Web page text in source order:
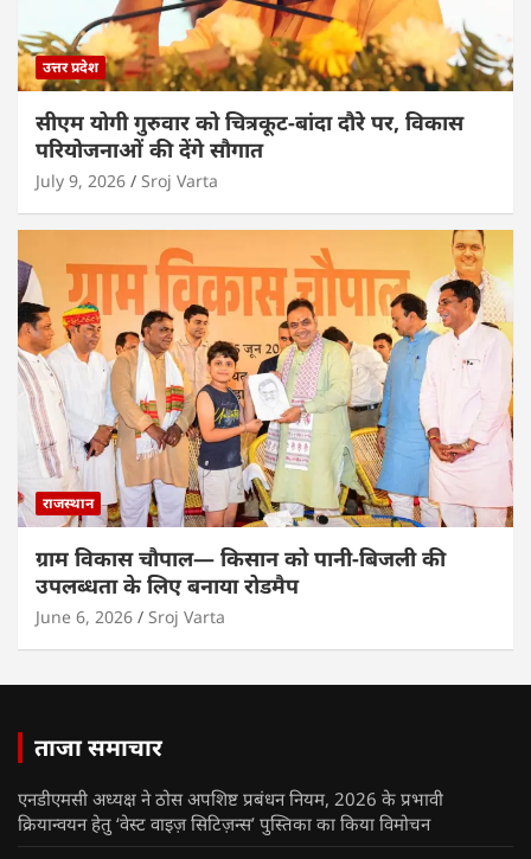
उत्तर प्रदेश
सीएम योगी गुरुवार को चित्रकूट-बांदा दौरे पर, विकास
परियोजनाओं की देंगे सौगात
July 9, 2026 Sroj Varta
राजस्थान
ग्राम विकास चौपाल— किसान को पानी-बिजली की
उपलब्धता के लिए बनाया रोडमैप
June 6, 2026 Sroj Varta
ताजा समाचार
एनडीएमसी अध्यक्ष ने ठोस अपशिष्ट प्रबंधन नियम, 2026 के प्रभावी
क्रियान्वयन हेतु ‘वेस्ट वाइज़ सिटिज़न्स’ पुस्तिका का किया विमोचन